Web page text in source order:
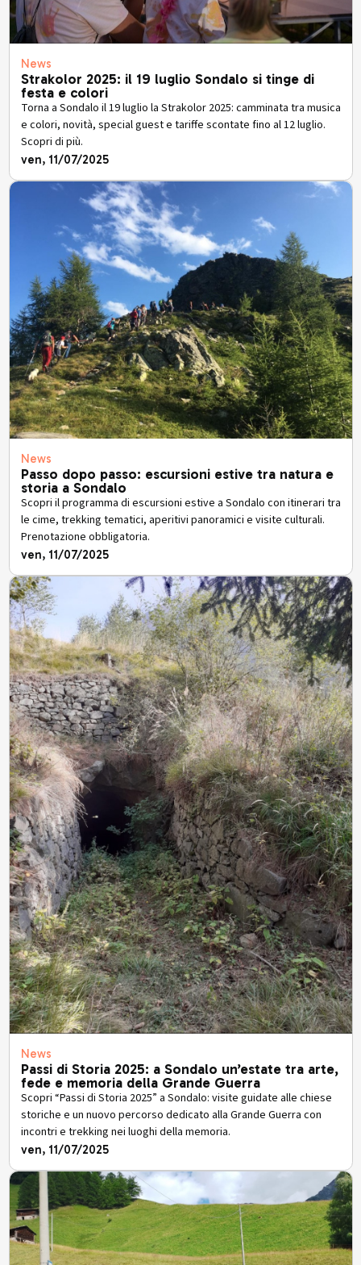
News
Strakolor 2025: il 19 luglio Sondalo si tinge di
festa e colori
Torna a Sondalo il 19 luglio la Strakolor 2025: camminata tra musica
e colori, novità, special guest e tariffe scontate fino al 12 luglio.
Scopri di più.
ven, 11/07/2025
News
Passo dopo passo: escursioni estive tra natura e
storia a Sondalo
Scopri il programma di escursioni estive a Sondalo con itinerari tra
le cime, trekking tematici, aperitivi panoramici e visite culturali.
Prenotazione obbligatoria.
ven, 11/07/2025
News
Passi di Storia 2025: a Sondalo un’estate tra arte,
fede e memoria della Grande Guerra
Scopri “Passi di Storia 2025” a Sondalo: visite guidate alle chiese
storiche e un nuovo percorso dedicato alla Grande Guerra con
incontri e trekking nei luoghi della memoria.
ven, 11/07/2025